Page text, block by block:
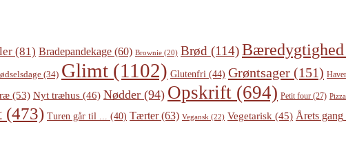
(81) Bradepandekage (60) Brownie (20) Brød (114)Bæredygtighed
(34) Glimt (1102) Glutenfri (44) Grøntsager (151)
(53) Nyt træhus (46) Nødder (94) Opskrift (694) Petit four (27) Pizza
(473) Turen går til ... (40) Tærter(63) Vegansk (22) Vegetarisk (45) Årets gang